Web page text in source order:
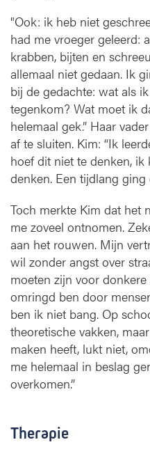
"Ook: ik heb niet
had me vroeger geleerd:
krabben, bijten en
allemaal niet gedaan. Ik
bij de gedachte: wat als
tegenkom? Wat moet ik
helemaal gek.” Haar
af te sluiten. Kim: “Ik
hoef dit niet te denken,
denken. Een tijdlang ging
Toch merkte Kim dat het
me zoveel ontnomen.
aan het rouwen. Mijn
wil zonder angst over
moeten zijn voor
omringd ben door
ben ik niet bang. Op
theoretische vakken,
maken heeft, lukt niet,
me helemaal in beslag
overkomen.”
Therapie